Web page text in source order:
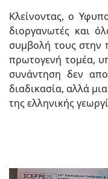
Κλείνοντας, ο
διοργανωτές και
συμβολή τους στην
πρωτογενή τομέα,
συνάντηση δεν
διαδικασία, αλλά
της ελληνικής